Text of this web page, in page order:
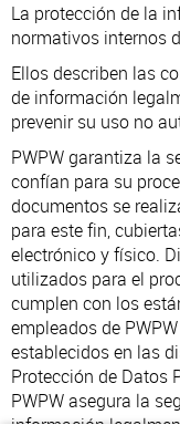
La protección de la
normativos internos
Ellos describen las
de información
prevenir su uso no
PWPW garantiza la
confían para su
documentos se
para este fin,
electrónico y físico.
utilizados para el
cumplen con los
empleados de
establecidos en las
Protección de Datos
PWPW asegura la